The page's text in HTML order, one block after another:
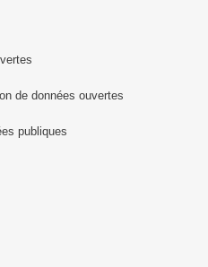
de données ouvertes
publiques